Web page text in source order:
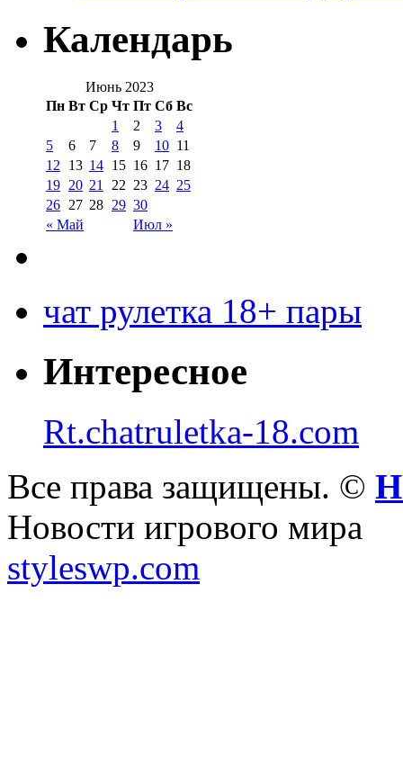
Календарь
Июнь 2023
Пн Вт Ср Чт Пт Сб Вс
« Май Июл »
1 2 3
4
5
6 7 8 9 10 11
12
13 14 15 16 17 18
19 20 21 22 23 24 25
26 27 28 29 30
чат рулетка 18+ пары
Интересное
Rt.chatruletka-18.com
Все права защищены. ©
Новости игрового мира
styleswp.com